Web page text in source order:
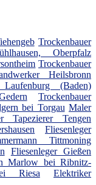
Trockenbauer
Oberpfalz
Trockenbauer
Heilsbronn
Laufenburg (Baden)
Trockenbauer
bei Torgau Maler
Tapezierer Tengen
Fliesenleger
Tittmoning
Fliesenleger Gießen
Marlow bei Ribnitz-
Riesa
Elektriker